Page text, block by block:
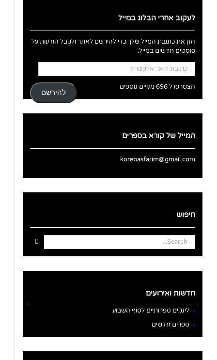
לעקוב אחרי הבלוג במייל
הזן את כתובת המייל שלך כדי להירשם לאתר ולקבל הודעות על
פוסטים חדשים במייל.
כתובת
דואר
אלקטרוני
להירשם
הצטרפו ל 696 מנויים נוספים
המייל של קורא בספרים
korebasfarim@gmail.com
חיפוש
Search
for:
חדשות ואירועים
לינקים ספרותיים לסוף השבוע
ספרים חדשים